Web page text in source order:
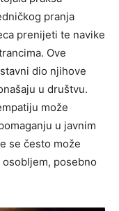
pranja
prenijeti te navike
Ove
dio njihove
u društvu.
može
u javnim
se često može
posebno